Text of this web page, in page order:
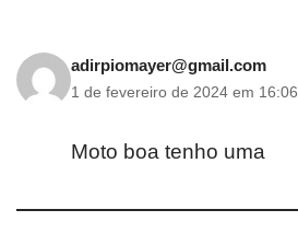
adirpiomayer@gmail.com
1 de fevereiro de 2024 em 16:06
Moto boa tenho uma